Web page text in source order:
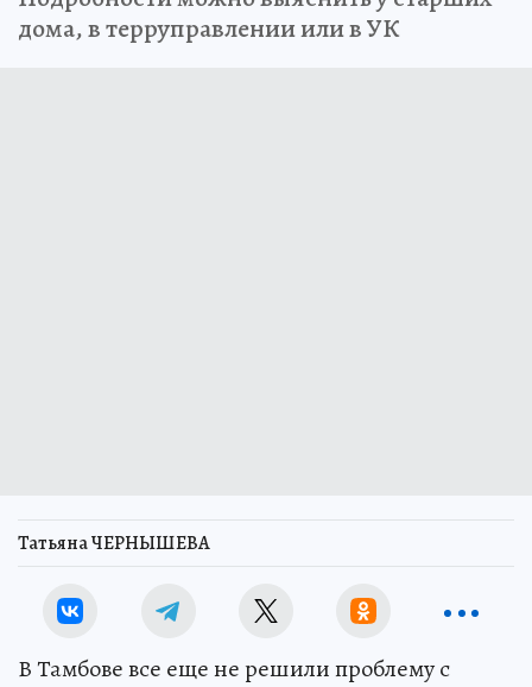
дома, в терруправлении или в УК
Татьяна ЧЕРНЫШЕВА
В Тамбове все еще не решили проблему с